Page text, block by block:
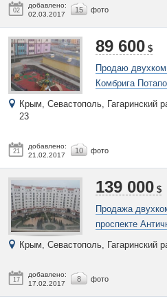
02
добавлено:
02.03.2017
15 фото
21
добавлено:
21.02.2017
10 фото
89 600 $
Продаю
Комбрига
Крым, Севастополь, Гагаринский
23
17
добавлено:
17.02.2017
8 фото
139 000 $
Продажа
проспекте
Крым, Севастополь, Гагаринский